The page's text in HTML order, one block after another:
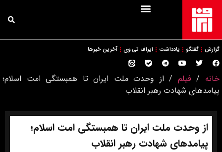
گزارش گفتگو یادداشت ایراف تی وی آخرین خبرها
خانه /فیلم / از وحدت ملت ایران تا همبستگی امت اسلام؛
پیامدهای شهادت رهبر انقلاب
از وحدت ملت ایران تا همبستگی امت اسلام؛
پیامدهای شهادت رهبر انقلاب